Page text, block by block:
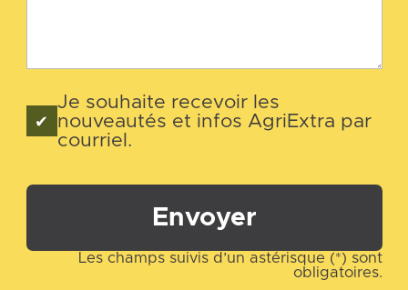
Je souhaite recevoir les
nouveautés et infos AgriExtra par
courriel.
Envoyer
Les champs suivis d’un astérisque (*) sont
obligatoires.